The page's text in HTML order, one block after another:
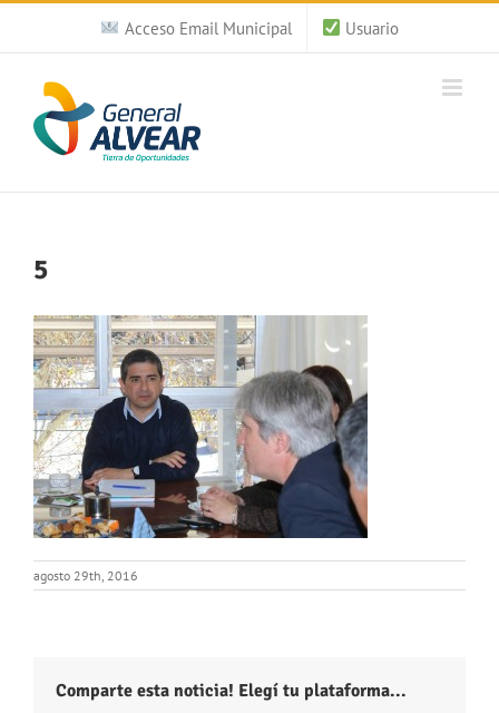
Saltar
contenido
Acceso Email Municipal Usuario
5
agosto 29th, 2016
Comparte esta noticia! Elegí tu plataforma...